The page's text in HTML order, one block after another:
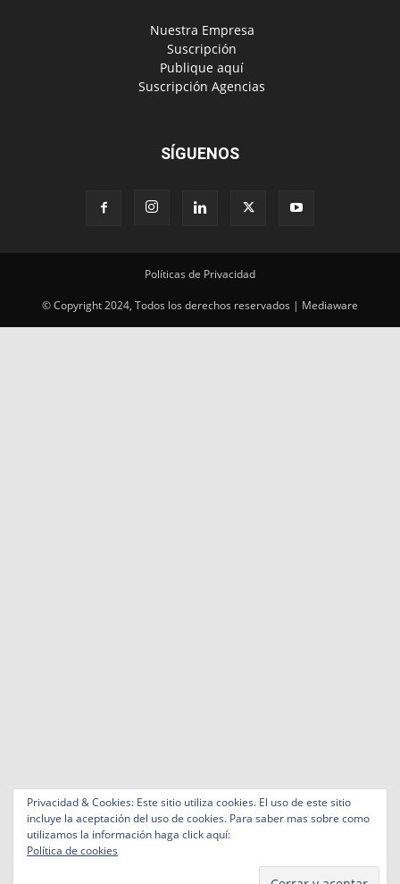
‎ Nuestra Empresa
‎ Suscripción
‎ Publique aquí
‎ Suscripción Agencias
SÍGUENOS
Políticas de Privacidad
© Copyright 2024, Todos los derechos reservados | Mediaware
Privacidad & Cookies: Este sitio utiliza cookies. El uso de este sitio
incluye la aceptación del uso de cookies. Para saber mas sobre como
utilizamos la información haga click aquí:
Política de cookies